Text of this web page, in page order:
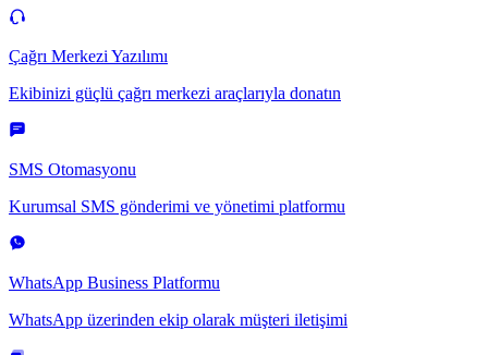
Çağrı Merkezi Yazılımı
Ekibinizi güçlü çağrı merkezi araçlarıyla donatın
SMS Otomasyonu
Kurumsal SMS gönderimi ve yönetimi platformu
WhatsApp Business Platformu
WhatsApp üzerinden ekip olarak müşteri iletişimi